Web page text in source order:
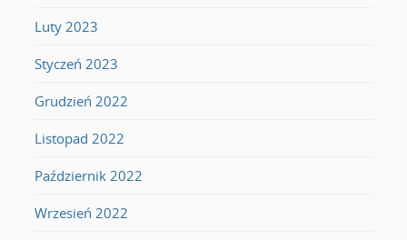
Luty 2023
Styczeń 2023
Grudzień 2022
Listopad 2022
Październik 2022
Wrzesień 2022